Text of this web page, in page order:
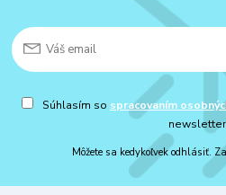
Súhlasím so spracovaním
Môžete sa kedykoľvek odhlásiť.